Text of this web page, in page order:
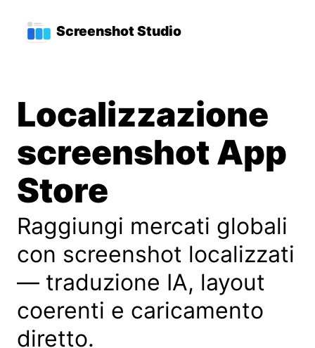
Screenshot Studio
Menu di navigazione
Localizzazione
screenshot App
Store
Raggiungi mercati globali
con screenshot localizzati
— traduzione IA, layout
coerenti e caricamento
diretto.